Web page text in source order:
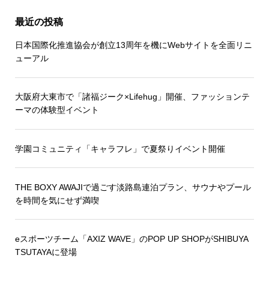
最近の投稿
日本国際化推進協会が創立13周年を機にWebサイトを全面リニ
ューアル
大阪府大東市で「諸福ジーク×Lifehug」開催、ファッションテ
ーマの体験型イベント
学園コミュニティ「キャラフレ」で夏祭りイベント開催
THE BOXY AWAJIで過ごす淡路島連泊プラン、サウナやプール
を時間を気にせず満喫
eスポーツチーム「AXIZ WAVE」のPOP UP SHOPがSHIBUYA
TSUTAYAに登場